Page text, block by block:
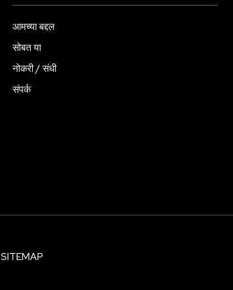
आमच्या बद्दल
सोबत या
नोकरी / संधी
संपर्क
SITEMAP